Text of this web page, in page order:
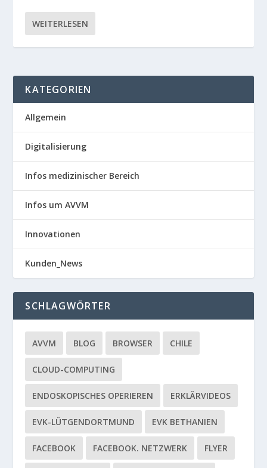
WEITERLESEN
KATEGORIEN
Allgemein
Digitalisierung
Infos medizinischer Bereich
Infos um AVVM
Innovationen
Kunden_News
SCHLAGWÖRTER
AVVM BLOG BROWSER CHILE
CLOUD-COMPUTING
ENDOSKOPISCHES OPERIEREN ERKLÄRVIDEOS
EVK-LÜTGENDORTMUND EVK BETHANIEN
FACEBOOK FACEBOOK. NETZWERK FLYER